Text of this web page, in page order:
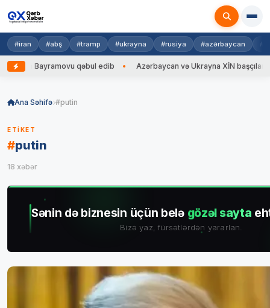
#iran #abş #tramp #ukrayna #rusiya #azərbaycan
Azərbaycan və Ukrayna XİN başçıları arasında geniş tərkibdə görüş keçirilib
to Ana Səhifə #putin
ETIKET
#putin
18 xəbər
Sənin də biznesin üçün belə gözəl sayta
Bizə yaz, fürsətlərdən yararlan.